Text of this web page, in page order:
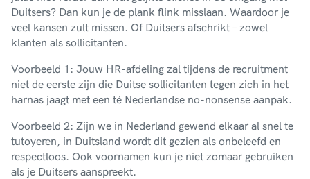
Duitsers? Dan kun je de plank flink misslaan. Waardoor je
veel kansen zult missen. Of Duitsers afschrikt – zowel
klanten als sollicitanten.
Voorbeeld 1: Jouw HR-afdeling zal tijdens de recruitment
niet de eerste zijn die Duitse sollicitanten tegen zich in het
harnas jaagt met een té Nederlandse no-nonsense aanpak.
Voorbeeld 2: Zijn we in Nederland gewend elkaar al snel te
tutoyeren, in Duitsland wordt dit gezien als onbeleefd en
respectloos. Ook voornamen kun je niet zomaar gebruiken
als je Duitsers aanspreekt.